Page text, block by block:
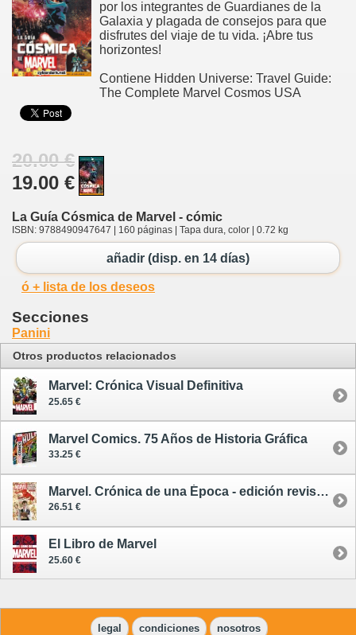
por los integrantes de Guardianes de la
Galaxia y plagada de consejos para que
disfrutes del viaje de tu vida. ¡Abre tus
horizontes!
Contiene Hidden Universe: Travel Guide:
The Complete Marvel Cosmos USA
20.00 €
19.00 €
La Guía Cósmica de Marvel - cómic
ISBN: 9788490947647 | 160 páginas | Tapa dura, color | 0.72 kg
añadir (disp. en 14 días)
ó + lista de los deseos
Secciones
Panini
Otros productos relacionados
Marvel: Crónica Visual Definitiva
25.65 €
Marvel Comics. 75 Años de Historia Gráfica
33.25 €
Marvel. Crónica de una Época - edición revisada y ampliada
26.51 €
El Libro de Marvel
25.60 €
legal condiciones nosotros